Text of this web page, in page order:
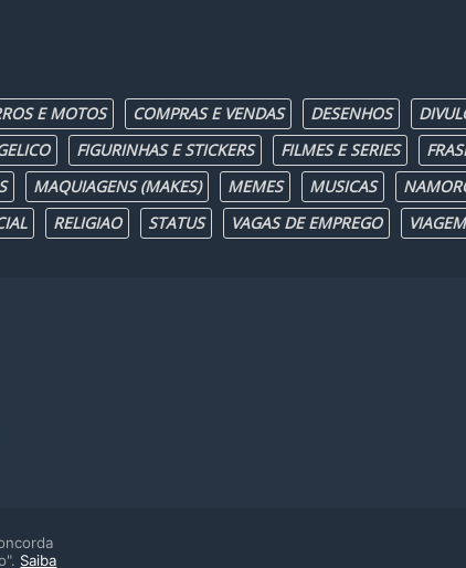
E MOTOS COMPRAS E VENDAS DESENHOS
FIGURINHAS E STICKERS FILMES E SERIES
MAQUIAGENS (MAKES) MEMES MUSICAS
RELIGIAO STATUS VAGAS DE EMPREGO VIAGEM
Saiba